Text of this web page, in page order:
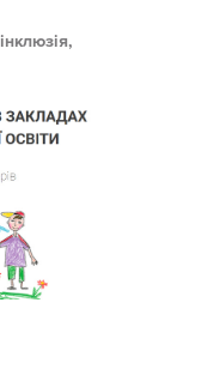
інклюзія,